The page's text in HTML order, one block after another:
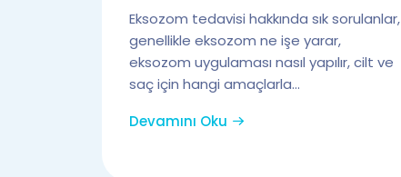
Eksozom tedavisi hakkında sık sorulanlar,
genellikle eksozom ne işe yarar,
eksozom uygulaması nasıl yapılır, cilt ve
saç için hangi amaçlarla...
Devamını Oku